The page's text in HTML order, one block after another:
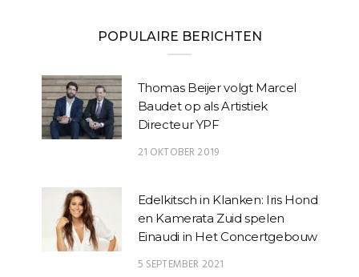
POPULAIRE BERICHTEN
Thomas Beijer volgt Marcel
Baudet op als Artistiek
Directeur YPF
21 OKTOBER 2019
Edelkitsch in Klanken: Iris Hond
en Kamerata Zuid spelen
Einaudi in Het Concertgebouw
5 SEPTEMBER 2021